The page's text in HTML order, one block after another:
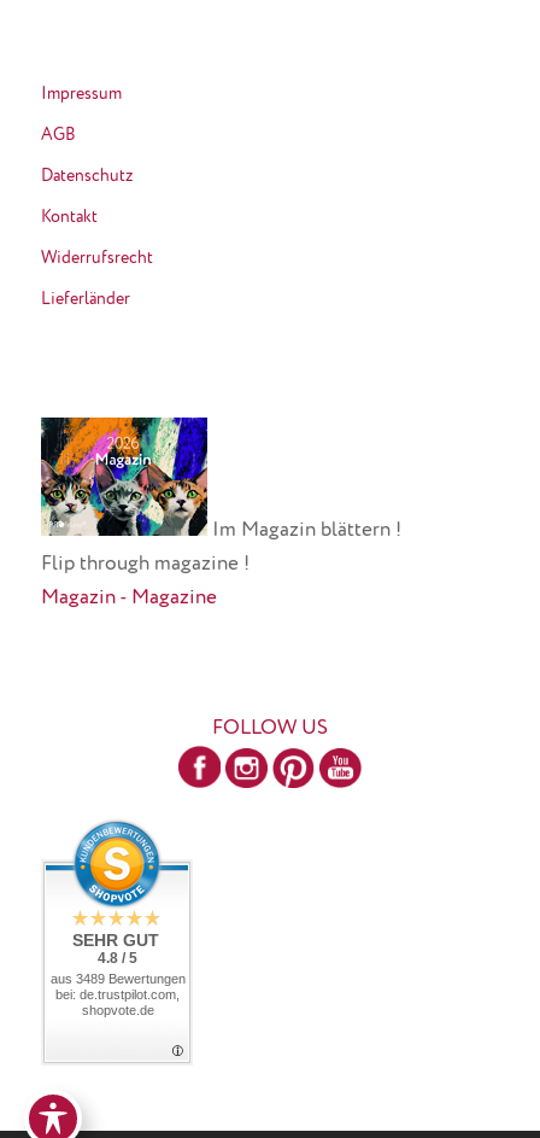
Impressum
AGB
Datenschutz
Kontakt
Widerrufsrecht
Lieferländer
Im Magazin blättern !
Flip through magazine !
Magazin - Magazine
FOLLOW US
SEHR GUT
4.8 / 5
aus 3489 Bewertungen
bei: de.trustpilot.com,
shopvote.de